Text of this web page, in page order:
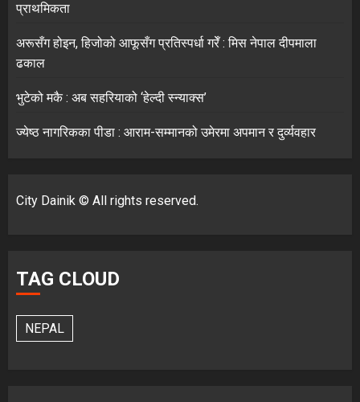
प्राथमिकता
अरूसँग होइन, हिजोको आफूसँग प्रतिस्पर्धा गरेँ : मिस नेपाल दीपमाला
ढकाल
भुटेको मकै : अब सहरियाको ‘हेल्दी स्न्याक्स’
ज्येष्ठ नागरिकका पीडा : आराम-सम्मानको उमेरमा अपमान र दुर्व्यवहार
City Dainik © All rights reserved.
TAG CLOUD
NEPAL